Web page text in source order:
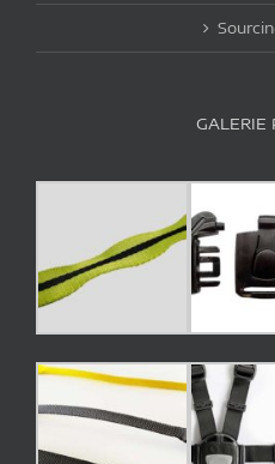
GALERIE